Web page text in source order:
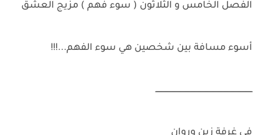
الفصل الخامس و الثلاثون ( سوء فهم ) مزيج العشق
أسوء مسافة بين شخصين هي سوء الفهم...!!!
ــــــــــــــــــــــــــــــــــــــــــــــــــــــــــــــــــــــــــــــــــ
في غرفة زين وروان